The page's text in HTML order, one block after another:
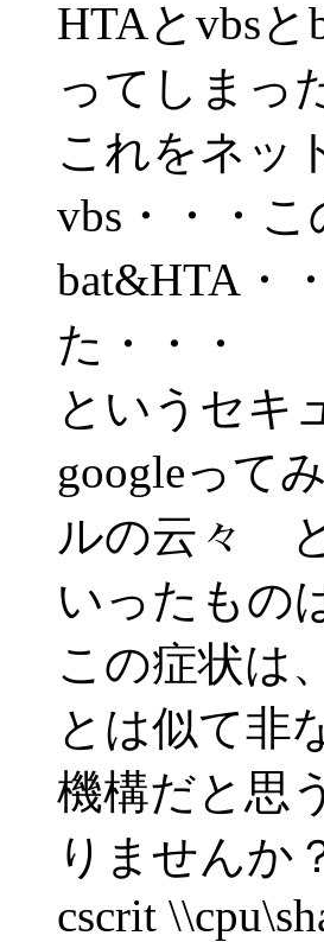
HTAとvbs
ってしまっ
これをネッ
vbs・・・
bat&HTA・
た・・・
というセキ
googleって
ルの云々
いったもの
この症状は
とは似て非
機構だと思
りませんか
cscrit